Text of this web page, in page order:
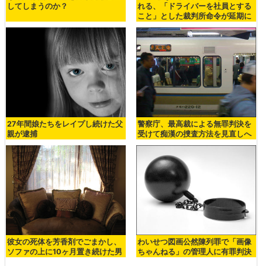
してしまうのか？
れる、「ドライバーを社員とする
こと」とした裁判所命令が延期に
27年間娘たちをレイプし続けた父
親が逮捕
警察庁、最高裁による無罪判決を
受けて痴漢の捜査方法を見直しへ
彼女の死体を芳香剤でごまかし、
ソファの上に10ヶ月置き続けた男
わいせつ図画公然陳列罪で「画像
ちゃんねる」の管理人に有罪判決